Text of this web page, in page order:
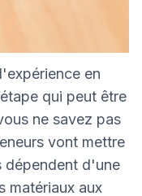
en
qui peut être
ne savez pas
vont mettre
dépendent d'une
matériaux aux